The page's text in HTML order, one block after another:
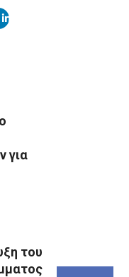
για
του